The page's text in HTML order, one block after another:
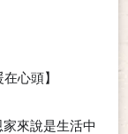
心頭】
來說是生活中